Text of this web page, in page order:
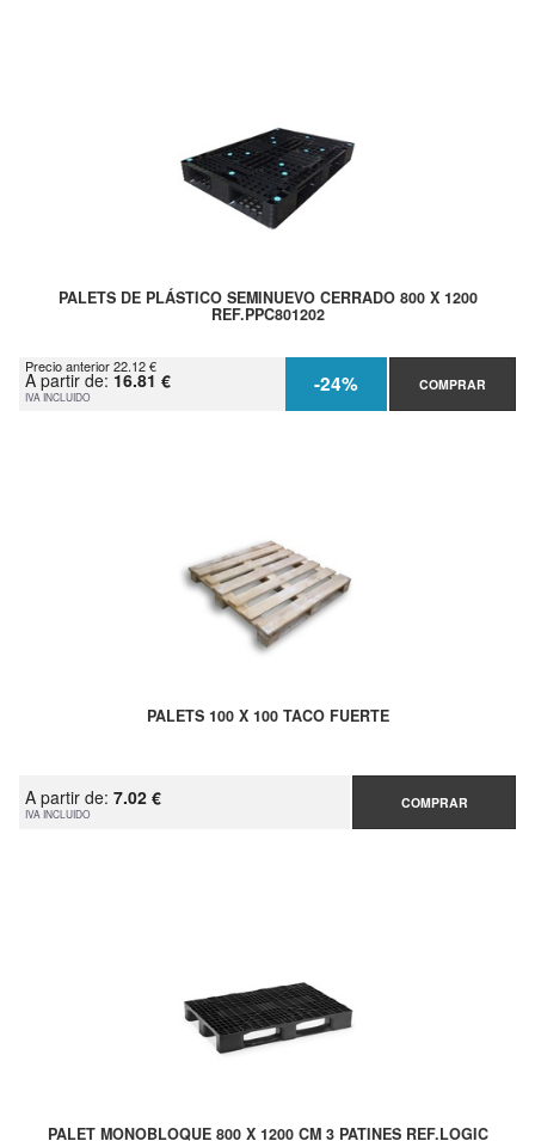
PALETS DE PLÁSTICO SEMINUEVO CERRADO 800 X 1200
REF.PPC801202
Precio anterior 22.12 €
A partir de: 16.81 €
IVA INCLUIDO -24% COMPRAR
PALETS 100 X 100 TACO FUERTE
A partir de: 7.02 €
IVA INCLUIDO
COMPRAR
PALET MONOBLOQUE 800 X 1200 CM 3 PATINES REF.LOGIC